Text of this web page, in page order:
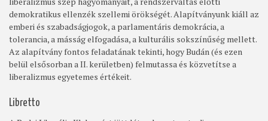
demokratikus ellenzék szellemi örökségét. Alapítványunk kiáll az
emberi és szabadságjogok, a parlamentáris demokrácia, a
tolerancia, a másság elfogadása, a kulturális sokszínűség mellett.
Az alapítvány fontos feladatának tekinti, hogy Budán (és ezen
belül elsősorban a II. kerületben) felmutassa és közvetítse a
liberalizmus egyetemes értékeit.
Libretto